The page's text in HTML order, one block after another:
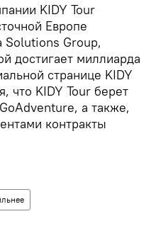
KIDY Tour
Европе
Solutions Group,
достигает миллиарда
странице KIDY
что KIDY Tour берет
а также,
контракты